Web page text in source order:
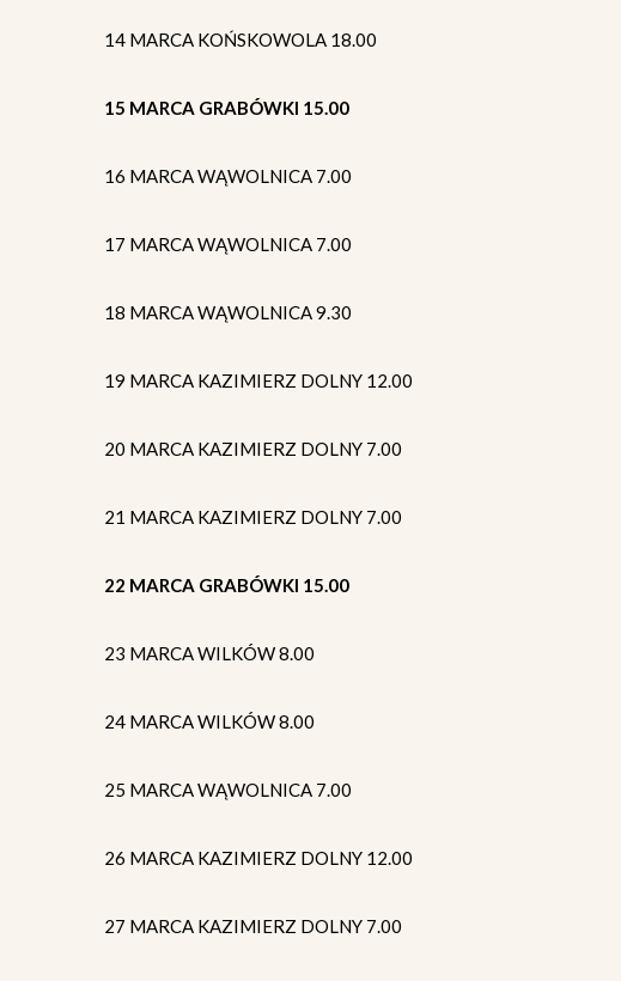
14 MARCA KOŃSKOWOLA 18.00
15 MARCA GRABÓWKI 15.00
16 MARCA WĄWOLNICA 7.00
17 MARCA WĄWOLNICA 7.00
18 MARCA WĄWOLNICA 9.30
19 MARCA KAZIMIERZ DOLNY 12.00
20 MARCA KAZIMIERZ DOLNY 7.00
21 MARCA KAZIMIERZ DOLNY 7.00
22 MARCA GRABÓWKI 15.00
23 MARCA WILKÓW 8.00
24 MARCA WILKÓW 8.00
25 MARCA WĄWOLNICA 7.00
26 MARCA KAZIMIERZ DOLNY 12.00
27 MARCA KAZIMIERZ DOLNY 7.00